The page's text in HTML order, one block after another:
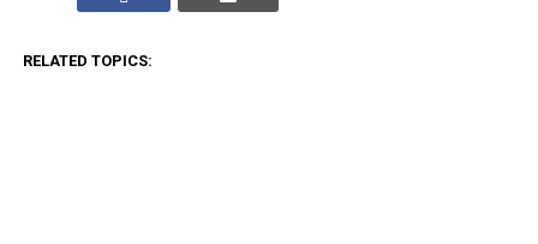
RELATED TOPICS: